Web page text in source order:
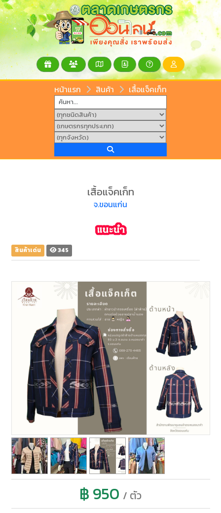
หน้าแรก สินค้า เสื้อแจ็คเก็ท
เสื้อแจ็คเก็ท
จ.ขอนแก่น
สินค้าเด่น 345
฿ 950 / ตัว